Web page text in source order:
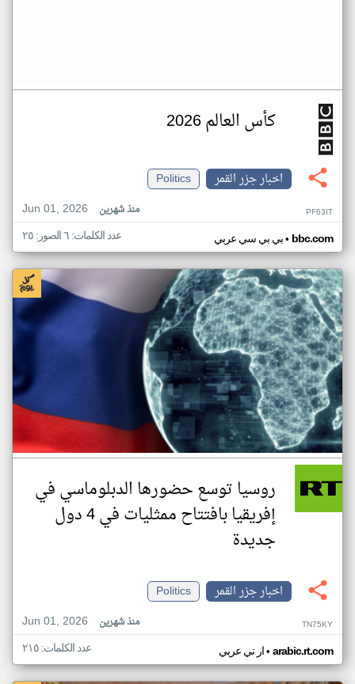
كأس العالم 2026
اخبار جزر القمر
Politics
Jun 01, 2026
منذ شهرين PF63IT
بي بي سي عربي• bbc.com عدد الكلمات: ٦ الصور: ٢٥
روسيا توسع حضورها الدبلوماسي في
إفريقيا بافتتاح ممثليات في 4 دول
جديدة
اخبار جزر القمر
Politics
Jun 01, 2026
منذ شهرين TN75KY
ار تي عربي• arabic.rt.com عدد الكلمات: ٢١٥